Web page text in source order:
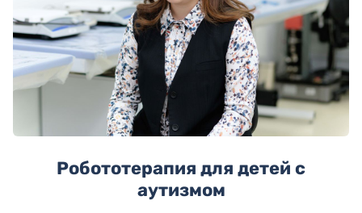
Робототерапия для детей с
аутизмом